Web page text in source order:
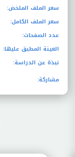
سعر الملف الملخض:
سعر الملف الكامل:
عدد الصفحات:
العينة المطبق عليها:
نبذة عن الدراسة:
مشاركة: